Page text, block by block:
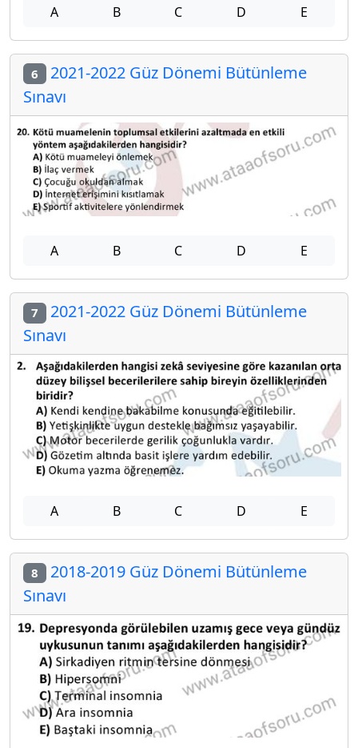
A B C D E
6 2021-2022 Güz Dönemi Bütünleme
Sınavı
A B C D E
7 2021-2022 Güz Dönemi Bütünleme
Sınavı
A B C D E
8 2018-2019 Güz Dönemi Bütünleme
Sınavı